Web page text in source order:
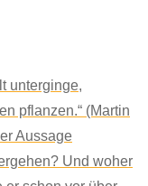
unterginge,
pflanzen.“ (Martin
Aussage
Und woher